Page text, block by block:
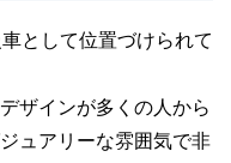
として位置づけられて
ザインが多くの人から
ュアリーな雰囲気で非